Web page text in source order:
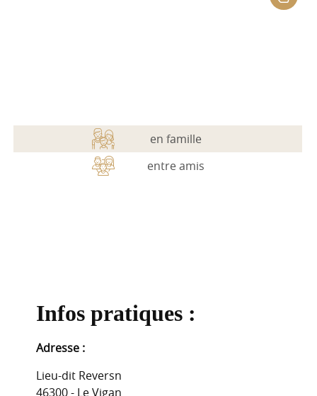
en famille
entre amis
Infos pratiques :
Adresse :
Lieu-dit Reversn
46300 - Le Vigan